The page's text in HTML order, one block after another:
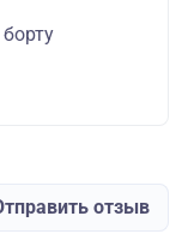
отзыв